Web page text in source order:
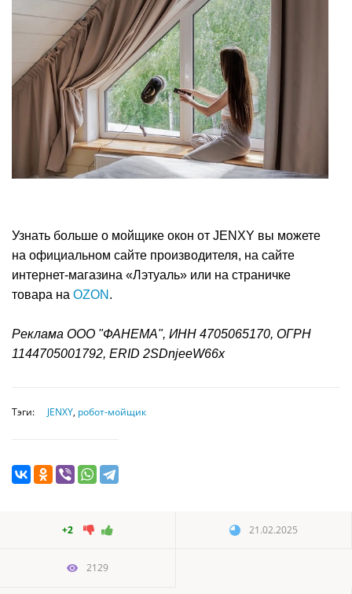
Узнать больше о мойщике окон от JENXY вы можете
на официальном сайте производителя, на сайте
интернет-магазина «Лэтуаль» или на страничке
товара на OZON .
Реклама ООО "ФАНЕМА", ИНН 4705065170, ОГРН
1144705001792, ERID 2SDnjeeW66x
Тэги: JENXY, робот-мойщик
+2 21.02.2025
2129